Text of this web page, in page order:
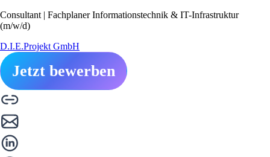
Consultant | Fachplaner Informationstechnik & IT-Infrastruktur
(m/w/d)
D.I.E.Projekt GmbH
Jetzt bewerben